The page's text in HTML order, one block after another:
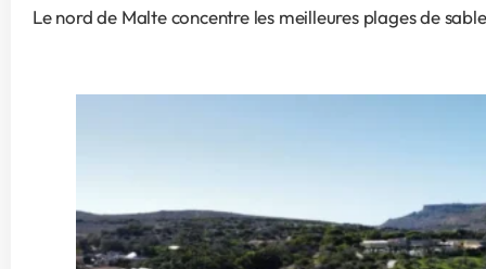
Le nord de Malte concentre les meilleures plages de